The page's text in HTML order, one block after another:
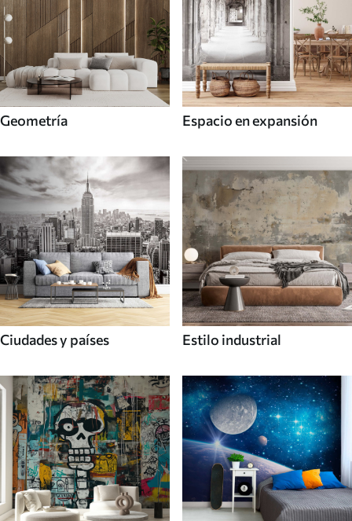
Geometría Espacio en expansión
Ciudades y países Estilo industrial